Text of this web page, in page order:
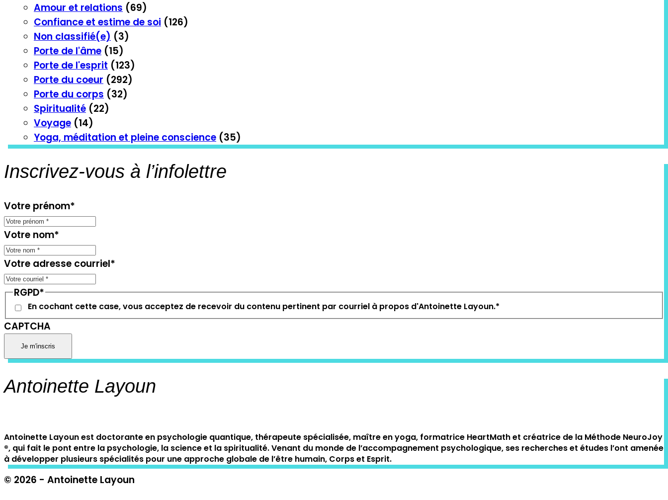
Amour et relations (69)
Confiance et estime de soi (126)
Non classifié(e) (3)
Porte de l'âme (15)
Porte de l'esprit (123)
Porte du coeur (292)
Porte du corps (32)
Spiritualité (22)
Voyage (14)
Yoga, méditation et pleine conscience (35)
Inscrivez-vous à l’infolettre
Votre prénom*
Votre nom*
Votre adresse courriel*
RGPD*
En cochant cette case, vous acceptez de recevoir du contenu pertinent par courriel à propos d'Antoinette Layoun.*
CAPTCHA
Antoinette Layoun
Antoinette Layoun est doctorante en psychologie quantique, thérapeute spécialisée, maître en yoga, formatrice HeartMath et créatrice de la Méthode NeuroJoy
®️, qui fait le pont entre la psychologie, la science et la spiritualité. Venant du monde de l’accompagnement psychologique, ses recherches et études l’ont amenée
à développer plusieurs spécialités pour une approche globale de l’être humain, Corps et Esprit.
© 2026 - Antoinette Layoun